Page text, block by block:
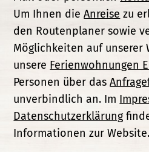
Um Ihnen dieAnreise zu
den Routenplaner sowie
Möglichkeiten auf unserer
unsere Ferienwohnungen
Personen über das
unverbindlich an. Im
Datenschutzerklärung
Informationen zur Website.